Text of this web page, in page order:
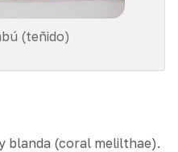
(teñido)
blanda (coral melilthae).